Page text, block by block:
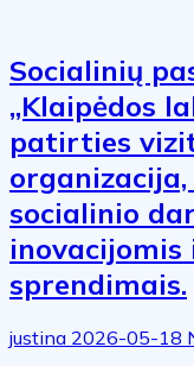
Socialinių
„Klaipėdos
patirties
socialinio
sprendimais.
justina 2026-05-18